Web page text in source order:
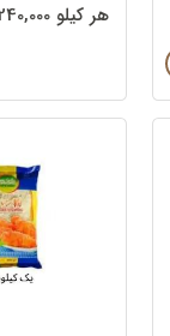
هر کيلو 240,000 تومان